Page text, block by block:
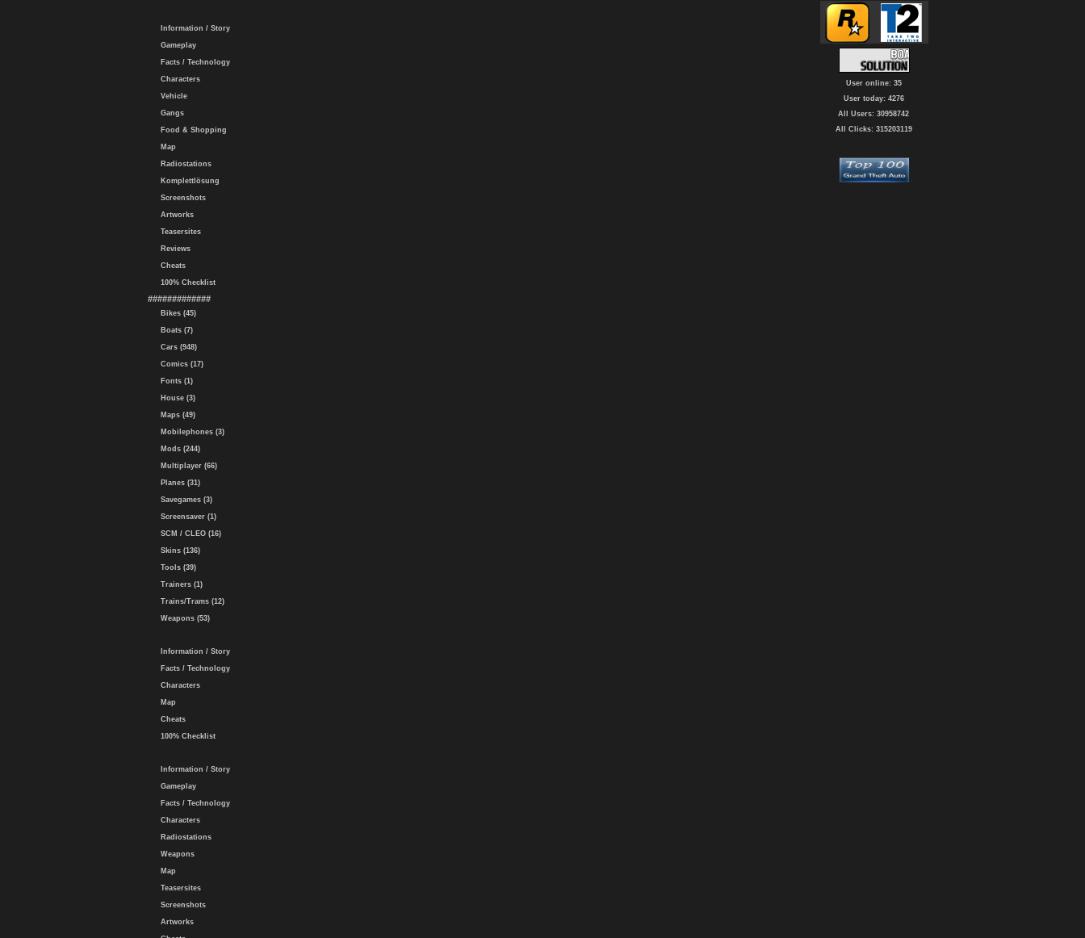
Information / Story
Gameplay
Facts / Technology
Characters
Vehicle
Gangs
Food & Shopping
Map
Radiostations
Komplettlösung
Screenshots
Artworks
Teasersites
Reviews
Cheats
100% Checklist
#############
Bikes (45)
Boats (7)
Cars (948)
Comics (17)
Fonts (1)
House (3)
Maps (49)
Mobilephones (3)
Mods (244)
Multiplayer (66)
Planes (31)
Savegames (3)
Screensaver (1)
SCM / CLEO (16)
Skins (136)
Tools (39)
Trainers (1)
Trains/Trams (12)
Weapons (53)
Information / Story
Facts / Technology
Characters
Map
Cheats
100% Checklist
Information / Story
Gameplay
Facts / Technology
Characters
Radiostations
Weapons
Map
Teasersites
Screenshots
Artworks
User online: 35
User today: 4276
All Users: 30958742
All Clicks: 315203119